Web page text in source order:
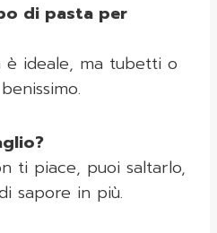
di pasta per
è ideale, ma tubetti o
ti piace, puoi saltarlo,
sapore in più.